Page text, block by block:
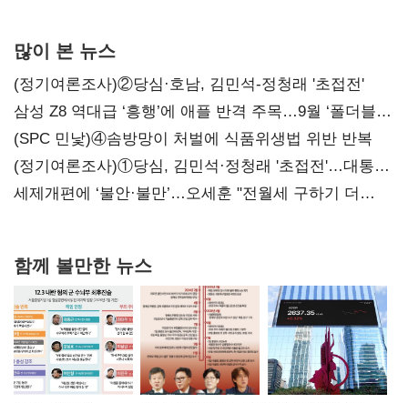
많이 본 뉴스
(정기여론조사)②당심·호남, 김민석-정청래 '초접전'
삼성 Z8 역대급 ‘흥행’에 애플 반격 주목…9월 ‘폴더블
대전’
(SPC 민낯)④솜방망이 처벌에 식품위생법 위반 반복
(정기여론조사)①당심, 김민석·정청래 '초접전'…대통령
지지도 '50% 아래로'(종합)
세제개편에 ‘불안·불만’…오세훈 "전월세 구하기 더
함께 볼만한 뉴스